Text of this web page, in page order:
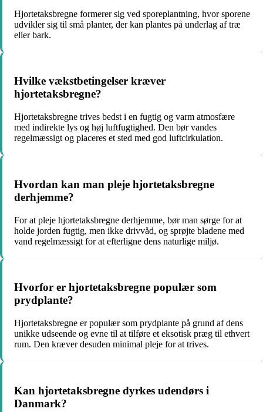
Hjortetaksbregne formerer sig ved sporeplantning, hvor sporene
udvikler sig til små planter, der kan plantes på underlag af træ
eller bark.
Hvilke vækstbetingelser kræver
hjortetaksbregne?
Hjortetaksbregne trives bedst i en fugtig og varm atmosfære
med indirekte lys og høj luftfugtighed. Den bør vandes
regelmæssigt og placeres et sted med god luftcirkulation.
Hvordan kan man pleje hjortetaksbregne
derhjemme?
For at pleje hjortetaksbregne derhjemme, bør man sørge for at
holde jorden fugtig, men ikke drivvåd, og sprøjte bladene med
vand regelmæssigt for at efterligne dens naturlige miljø.
Hvorfor er hjortetaksbregne populær som
prydplante?
Hjortetaksbregne er populær som prydplante på grund af dens
unikke udseende og evne til at tilføre et eksotisk præg til ethvert
rum. Den kræver desuden minimal pleje for at trives.
Kan hjortetaksbregne dyrkes udendørs i
Danmark?